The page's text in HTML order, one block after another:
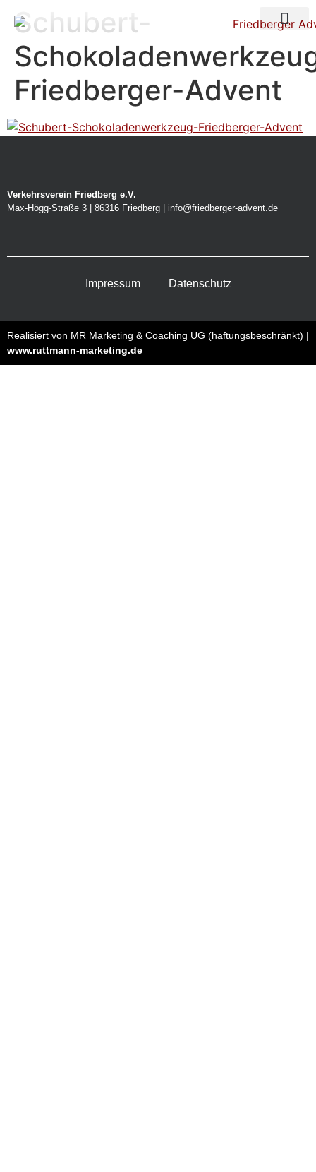
Schubert-
Friedberger-Advent
Verkehrsverein Friedberg e.V.
Max-Högg-Straße 3 | 86316 Friedberg | info@friedberger-advent.de
Impressum Datenschutz
Realisiert von MR Marketing & Coaching UG (haftungsbeschränkt) |
www.ruttmann-marketing.de